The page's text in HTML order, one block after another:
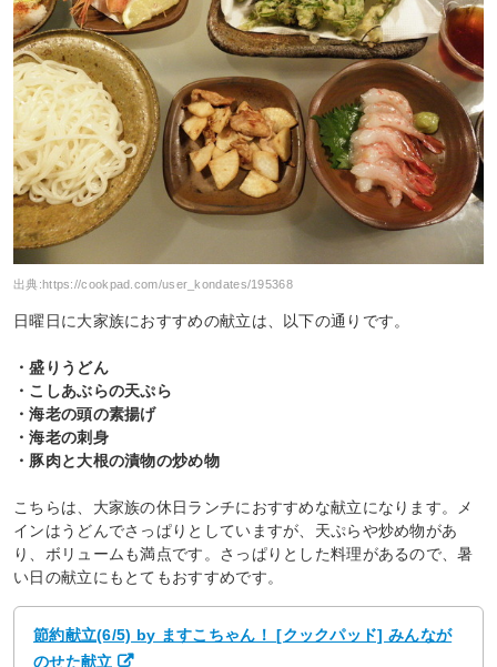
出典:https://cookpad.com/user_kondates/195368
日曜日に大家族におすすめの献立は、以下の通りです。
・盛りうどん
・こしあぶらの天ぷら
・海老の頭の素揚げ
・海老の刺身
・豚肉と大根の漬物の炒め物
こちらは、大家族の休日ランチにおすすめな献立になります。メ
インはうどんでさっぱりとしていますが、天ぷらや炒め物があ
り、ボリュームも満点です。さっぱりとした料理があるので、暑
い日の献立にもとてもおすすめです。
節約献立(6/5) by ますこちゃん！ [クックパッド] みんなが
のせた献立